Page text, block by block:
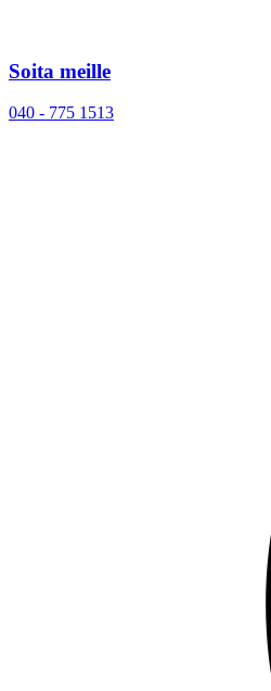
Soita meille
040 - 775 1513